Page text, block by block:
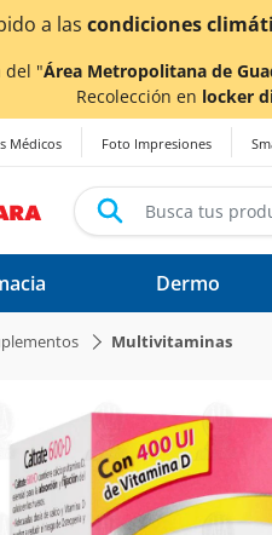
del "Área Metropolitana de
Recolección en locker
Médicos Foto Impresiones
Dermo
Multivitaminas